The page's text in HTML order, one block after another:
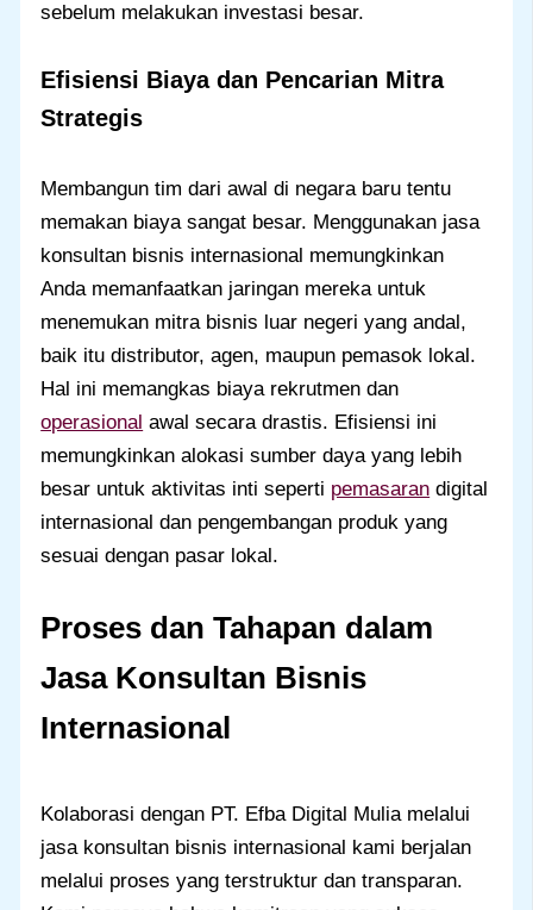
sebelum melakukan investasi besar.
Efisiensi Biaya dan Pencarian Mitra
Strategis
Membangun tim dari awal di negara baru tentu
memakan biaya sangat besar. Menggunakan jasa
konsultan bisnis internasional memungkinkan
Anda memanfaatkan jaringan mereka untuk
menemukan mitra bisnis luar negeri yang andal,
baik itu distributor, agen, maupun pemasok lokal.
Hal ini memangkas biaya rekrutmen dan
operasional awal secara drastis. Efisiensi ini
memungkinkan alokasi sumber daya yang lebih
besar untuk aktivitas inti seperti pemasaran digital
internasional dan pengembangan produk yang
sesuai dengan pasar lokal.
Proses dan Tahapan dalam
Jasa Konsultan Bisnis
Internasional
Kolaborasi dengan PT. Efba Digital Mulia melalui
jasa konsultan bisnis internasional kami berjalan
melalui proses yang terstruktur dan transparan.